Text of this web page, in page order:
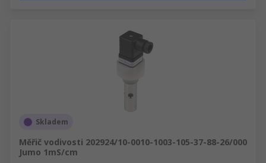
Skladem
Měřič vodivosti 202924/10-0010-1003-105-37-88-26/000
Jumo 1mS/cm